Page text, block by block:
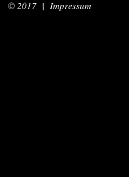
© 2017 | Impressum